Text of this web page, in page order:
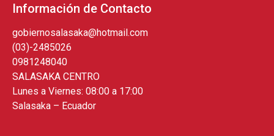
Información de Contacto
gobiernosalasaka@hotmail.com
(03)-2485026
0981248040
SALASAKA CENTRO
Lunes a Viernes: 08:00 a 17:00
Salasaka – Ecuador